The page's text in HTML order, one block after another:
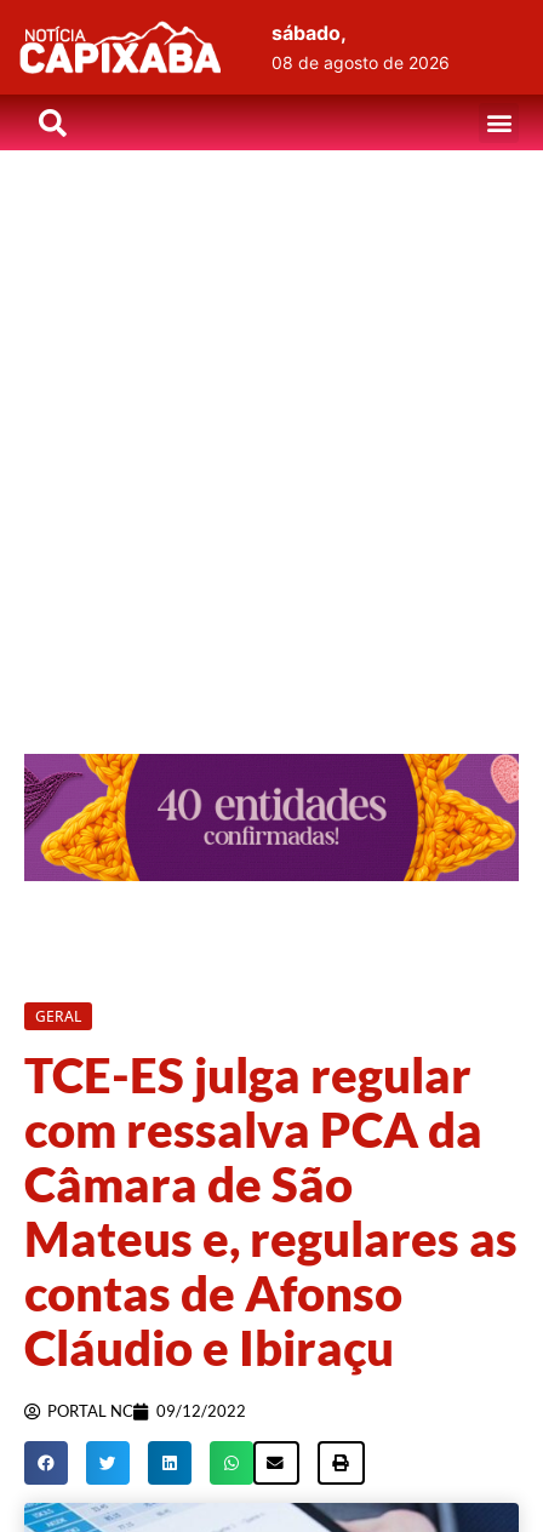
sábado,
08 de agosto de 2026
GERAL
TCE-ES julga regular
com ressalva PCA da
Câmara de São
Mateus e, regulares as
contas de Afonso
Cláudio e Ibiraçu
PORTAL NC 09/12/2022